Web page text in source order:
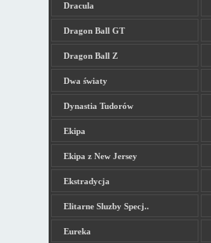
Dracula
Dragon Ball GT
Dragon Ball Z
Dwa światy
Dynastia Tudorów
Ekipa
Ekipa z New Jersey
Ekstradycja
Elitarne Sluzby Specj..
Eureka